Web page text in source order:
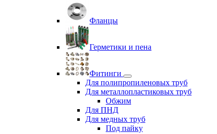
Фланцы
Герметики и пена
Фитинги
Для полипропиленовых труб
Для металлопластиковых труб
Обжим
Для ПНД
Для медных труб
Под пайку